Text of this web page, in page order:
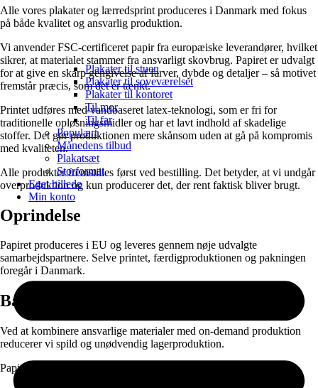
Plakater til stuen
Plakater til soveværelset
Plakater til kontoret
Til mor
Til far
Populært
Månedens tilbud
Plakatsæt
Storformat
Eget billede
Min konto
Alle vores plakater og lærredsprint produceres i Danmark med fokus
på både kvalitet og ansvarlig produktion.
Vi anvender FSC-certificeret papir fra europæiske leverandører, hvilket
sikrer, at materialet stammer fra ansvarligt skovbrug. Papiret er udvalgt
for at give en skarp gengivelse af farver, dybde og detaljer – så motivet
fremstår præcis, som det er tænkt.
Printet udføres med vandbaseret latex-teknologi, som er fri for
traditionelle opløsningsmidler og har et lavt indhold af skadelige
stoffer. Det gør produktionen mere skånsom uden at gå på kompromis
med kvaliteten.
Alle produkter fremstilles først ved bestilling. Det betyder, at vi undgår
overproduktion og kun producerer det, der rent faktisk bliver brugt.
Oprindelse
Papiret produceres i EU og leveres gennem nøje udvalgte
samarbejdspartnere. Selve printet, færdigproduktionen og pakningen
foregår i Danmark.
Bæredygtighed
Ved at kombinere ansvarlige materialer med on-demand produktion
reducerer vi spild og unødvendig lagerproduktion.
Papir og emballage kan sorteres til genanvendelse efter brug.